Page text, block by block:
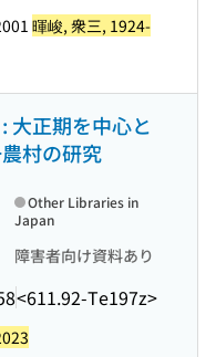
暉峻, 衆三, 1924-
大正期を中心と
村の研究
障害者向け資料あり
<611.92-Te197z>
Other Libraries in
Japan